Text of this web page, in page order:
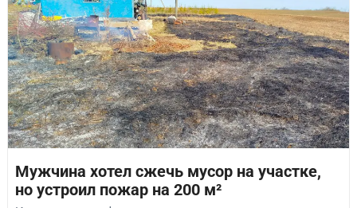
Мужчина хотел сжечь мусор на участке,
но устроил пожар на 200 м²